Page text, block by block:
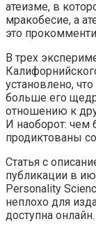
атеизме, в
мракобесие, а
это
В трех
установлено,
больше его
отношению к
И наоборот: чем
продиктованы
Статья с
публикации в
Personality
неплохо для
доступна онлайн.